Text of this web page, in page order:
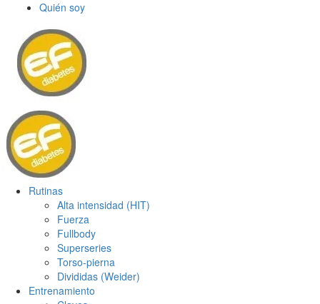
Quién soy
Rutinas
Alta intensidad (HIT)
Fuerza
Fullbody
Superseries
Torso-pierna
Divididas (Weider)
Entrenamiento